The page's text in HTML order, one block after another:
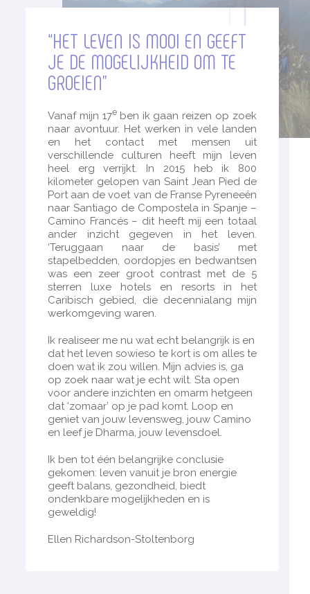
“HET LEVEN IS MOOI EN GEEFT
JE DE MOGELIJKHEID OM TE
GROEIEN”
Vanaf mijn 17e ben ik gaan reizen op zoek
naar avontuur. Het werken in vele landen
en het contact met mensen uit
verschillende culturen heeft mijn leven
heel erg verrijkt. In 2015 heb ik 800
kilometer gelopen van Saint Jean Pied de
Port aan de voet van de Franse Pyreneeën
naar Santiago de Compostela in Spanje –
Camino Francés – dit heeft mij een totaal
ander inzicht gegeven in het leven.
‘Teruggaan naar de basis’ met
stapelbedden, oordopjes en bedwantsen
was een zeer groot contrast met de 5
sterren luxe hotels en resorts in het
Caribisch gebied, die decennialang mijn
werkomgeving waren.
Ik realiseer me nu wat echt belangrijk is en
dat het leven sowieso te kort is om alles te
doen wat ik zou willen. Mijn advies is, ga
op zoek naar wat je echt wilt. Sta open
voor andere inzichten en omarm hetgeen
dat ‘zomaar’ op je pad komt. Loop en
geniet van jouw levensweg, jouw Camino
en leef je Dharma, jouw levensdoel.
Ik ben tot één belangrijke conclusie
gekomen: leven vanuit je bron energie
geeft balans, gezondheid, biedt
ondenkbare mogelijkheden en is
geweldig!
Ellen Richardson-Stoltenborg